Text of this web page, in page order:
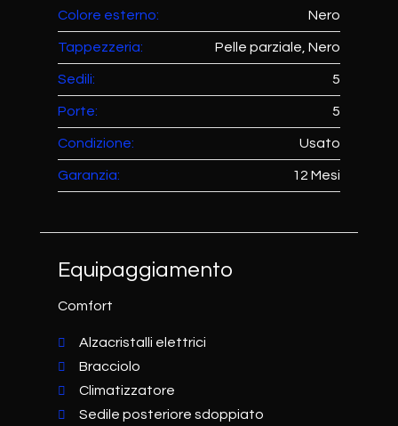
Colore esterno: Nero
Tappezzeria: Pelle parziale, Nero
Sedili: 5
Porte: 5
Condizione: Usato
Garanzia: 12 Mesi
Equipaggiamento
Comfort
Alzacristalli elettrici
Bracciolo
Climatizzatore
Sedile posteriore sdoppiato